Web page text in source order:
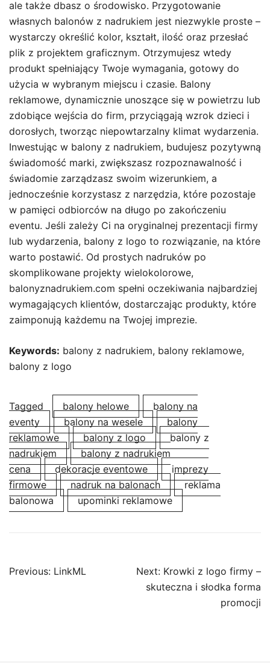
ale także dbasz o środowisko. Przygotowanie
własnych balonów z nadrukiem jest niezwykle proste –
wystarczy określić kolor, kształt, ilość oraz przesłać
plik z projektem graficznym. Otrzymujesz wtedy
produkt spełniający Twoje wymagania, gotowy do
użycia w wybranym miejscu i czasie. Balony
reklamowe, dynamicznie unoszące się w powietrzu lub
zdobiące wejścia do firm, przyciągają wzrok dzieci i
dorosłych, tworząc niepowtarzalny klimat wydarzenia.
Inwestując w balony z nadrukiem, budujesz pozytywną
świadomość marki, zwiększasz rozpoznawalność i
świadomie zarządzasz swoim wizerunkiem, a
jednocześnie korzystasz z narzędzia, które pozostaje
w pamięci odbiorców na długo po zakończeniu
eventu. Jeśli zależy Ci na oryginalnej prezentacji firmy
lub wydarzenia, balony z logo to rozwiązanie, na które
warto postawić. Od prostych nadruków po
skomplikowane projekty wielokolorowe,
balonyznadrukiem.com spełni oczekiwania najbardziej
wymagających klientów, dostarczając produkty, które
zaimponują każdemu na Twojej imprezie.
Keywords: balony z nadrukiem, balony reklamowe,
balony z logo
Tagged balony helowe
balony na
eventy
balony na wesele
balony
reklamowe
balony z logo
balony z
nadrukiem
balony z nadrukiem
cena
dekoracje eventowe
imprezy
firmowe
nadruk na balonach
reklama
balonowa
upominki reklamowe
Post
Previous: LinkML Next: Krowki z logo firmy –
skuteczna i słodka forma
promocji